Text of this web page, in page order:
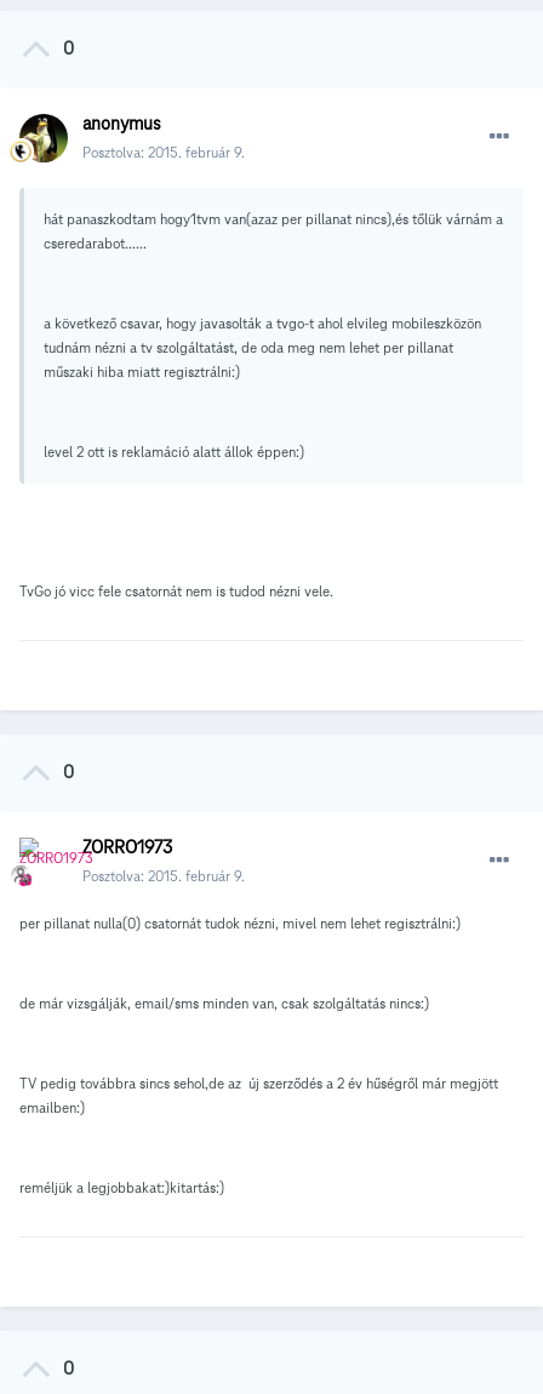
0
anonymus
Posztolva: 2015. február 9.
hát panaszkodtam hogy1tvm van(azaz per pillanat nincs),és tőlük várnám a
cseredarabot......
a következő csavar, hogy javasolták a tvgo-t ahol elvileg mobileszközön
tudnám nézni a tv szolgáltatást, de oda meg nem lehet per pillanat
műszaki hiba miatt regisztrálni:)
level 2 ott is reklamáció alatt állok éppen:)
TvGo jó vicc fele csatornát nem is tudod nézni vele.
0
ZORRO1973
Posztolva: 2015. február 9.
per pillanat nulla(0) csatornát tudok nézni, mivel nem lehet regisztrálni:)
de már vizsgálják, email/sms minden van, csak szolgáltatás nincs:)
TV pedig továbbra sincs sehol,de az új szerződés a 2 év hűségről már megjött
emailben:)
reméljük a legjobbakat:)kitartás:)
0